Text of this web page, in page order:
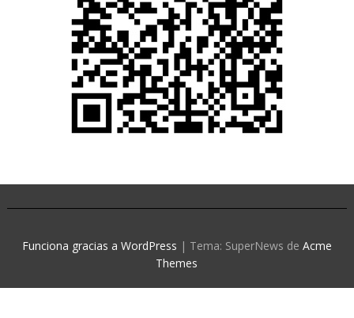
Funciona gracias a WordPress | Tema: SuperNews de Acme
Themes